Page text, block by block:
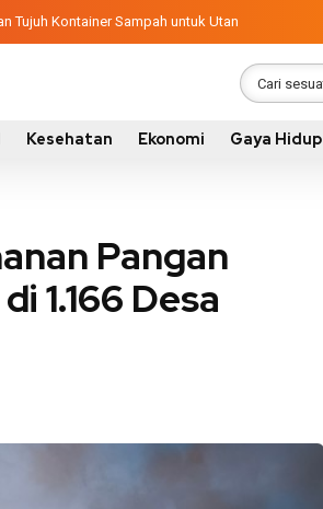
Tujuh Kontainer Sampah untuk Utan
Luncurkan Empat Proyek PKN II
Kesehatan Ekonomi Gaya Hidup
Pangan
1.166 Desa